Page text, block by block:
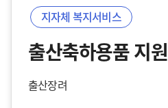
지자체 복지서비스
출산축하용품 지원
출산장려